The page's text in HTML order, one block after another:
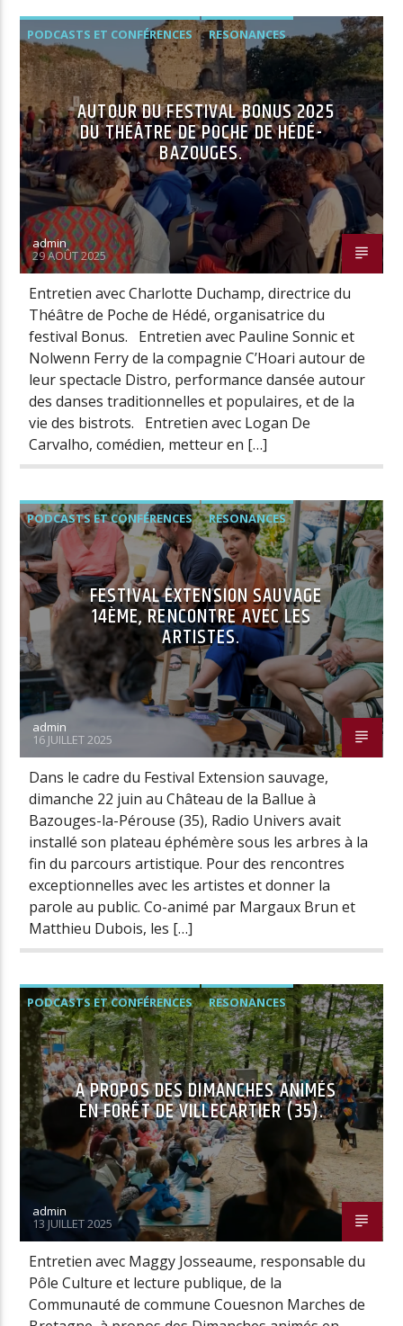
PODCASTS ET CONFÉRENCES RESONANCES
AUTOUR DU FESTIVAL BONUS 2025
DU THÉÂTRE DE POCHE DE HÉDÉ-
BAZOUGES.
admin
29 AOÛT 2025
Entretien avec Charlotte Duchamp, directrice du
Théâtre de Poche de Hédé, organisatrice du
festival Bonus. Entretien avec Pauline Sonnic et
Nolwenn Ferry de la compagnie C’Hoari autour de
leur spectacle Distro, performance dansée autour
des danses traditionnelles et populaires, et de la
vie des bistrots. Entretien avec Logan De
Carvalho, comédien, metteur en […]
PODCASTS ET CONFÉRENCES RESONANCES
FESTIVAL EXTENSION SAUVAGE
14ÈME, RENCONTRE AVEC LES
ARTISTES.
admin
16 JUILLET 2025
Dans le cadre du Festival Extension sauvage,
dimanche 22 juin au Château de la Ballue à
Bazouges-la-Pérouse (35), Radio Univers avait
installé son plateau éphémère sous les arbres à la
fin du parcours artistique. Pour des rencontres
exceptionnelles avec les artistes et donner la
parole au public. Co-animé par Margaux Brun et
Matthieu Dubois, les […]
PODCASTS ET CONFÉRENCES RESONANCES
A PROPOS DES DIMANCHES ANIMÉS
EN FORÊT DE VILLECARTIER (35).
admin
13 JUILLET 2025
Entretien avec Maggy Josseaume, responsable du
Pôle Culture et lecture publique, de la
Communauté de commune Couesnon Marches de